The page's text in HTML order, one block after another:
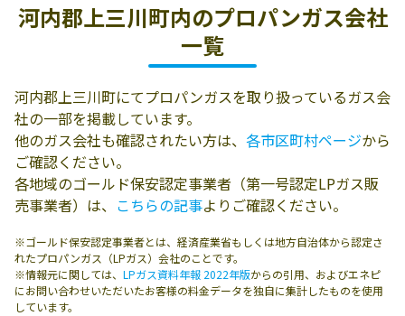
河内郡上三川町内のプロパンガス会社
一覧
河内郡上三川町にてプロパンガスを取り扱っているガス会
社の一部を掲載しています。
他のガス会社も確認されたい方は、 各市区町村ページから
ご確認ください。
各地域のゴールド保安認定事業者（第一号認定LPガス販
売事業者）は、 こちらの記事よりご確認ください。
※ゴールド保安認定事業者とは、経済産業省もしくは地方自治体から認定さ
れたプロパンガス（LPガス）会社のことです。
※情報元に関しては、 LPガス資料年報 2022年版からの引用、およびエネピ
にお問い合わせいただいたお客様の料金データを独自に集計したものを使用
しています。